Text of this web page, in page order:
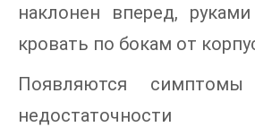
наклонен вперед,
кровать по бокам от
Появляются симптомы